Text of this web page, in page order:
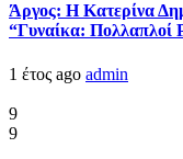
Άργος: Η Κατερίνα
“Γυναίκα: Πολλαπλοί
1 έτος ago admin
9
9